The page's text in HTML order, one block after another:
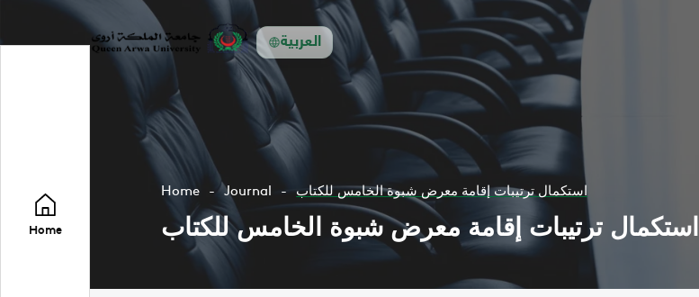
العربية
Home
Home Journal استكمال ترتيبات إقامة معرض شبوة الخامس للكتاب
استكمال ترتيبات إقامة معرض شبوة الخامس للكتاب